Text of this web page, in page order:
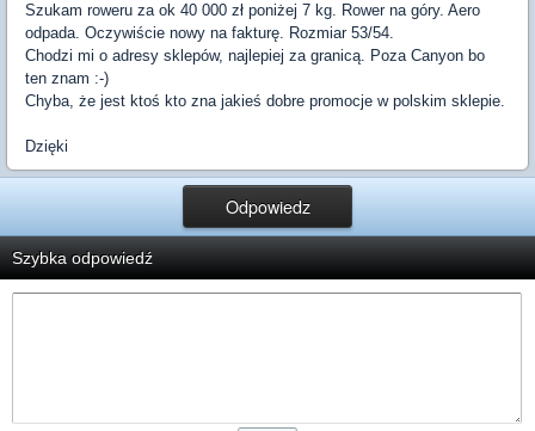
Szukam roweru za ok 40 000 zł poniżej 7 kg. Rower na góry. Aero
odpada. Oczywiście nowy na fakturę. Rozmiar 53/54.
Chodzi mi o adresy sklepów, najlepiej za granicą. Poza Canyon bo
ten znam :-)
Chyba, że jest ktoś kto zna jakieś dobre promocje w polskim sklepie.
Dzięki
Odpowiedz
Szybka odpowiedź